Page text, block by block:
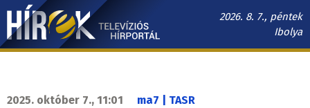
Ugrás
tartalomra
2026. 8. 7., péntek
Ibolya
Hírek.sk
navigáció
2025. október 7., 11:01 ma7 | TASR